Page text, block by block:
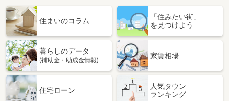
住まいのコラム
「住みたい街」
を見つけよう
暮らしのデータ
(補助金・助成金情報)
家賃相場
住宅ローン
人気タウン
ランキング